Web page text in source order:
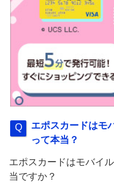
エポスカードはモ
って本当？
エポスカードはモバイ
当ですか？